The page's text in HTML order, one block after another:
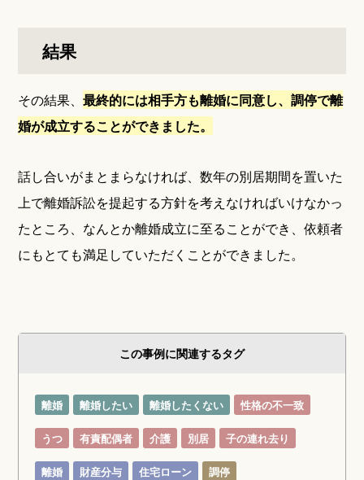
結果
その結果、最終的には相手方も離婚に同意し、調停で離
婚が成立することができました。
話し合いがまとまらなければ、数年の別居期間を置いた
上で離婚訴訟を提起する方針を考えなければいけなかっ
たところ、なんとか離婚成立に至ることができ、依頼者
にもとても満足していただくことができました。
この事例に関連するタグ
離婚 離婚したい 離婚したくない 性格の不一致
うつ 有責配偶者 介護 別居 子の連れ去り
離婚 財産分与 住宅ローン 調停